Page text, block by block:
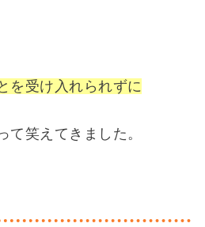
を受け入れられずに
て笑えてきました。